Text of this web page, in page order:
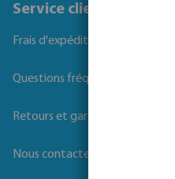
Service client
Frais d'expédition
Questions fréquemment posées
Retours et garanties
Nous contacter